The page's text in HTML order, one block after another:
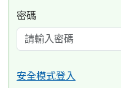
密碼
安全模式登入